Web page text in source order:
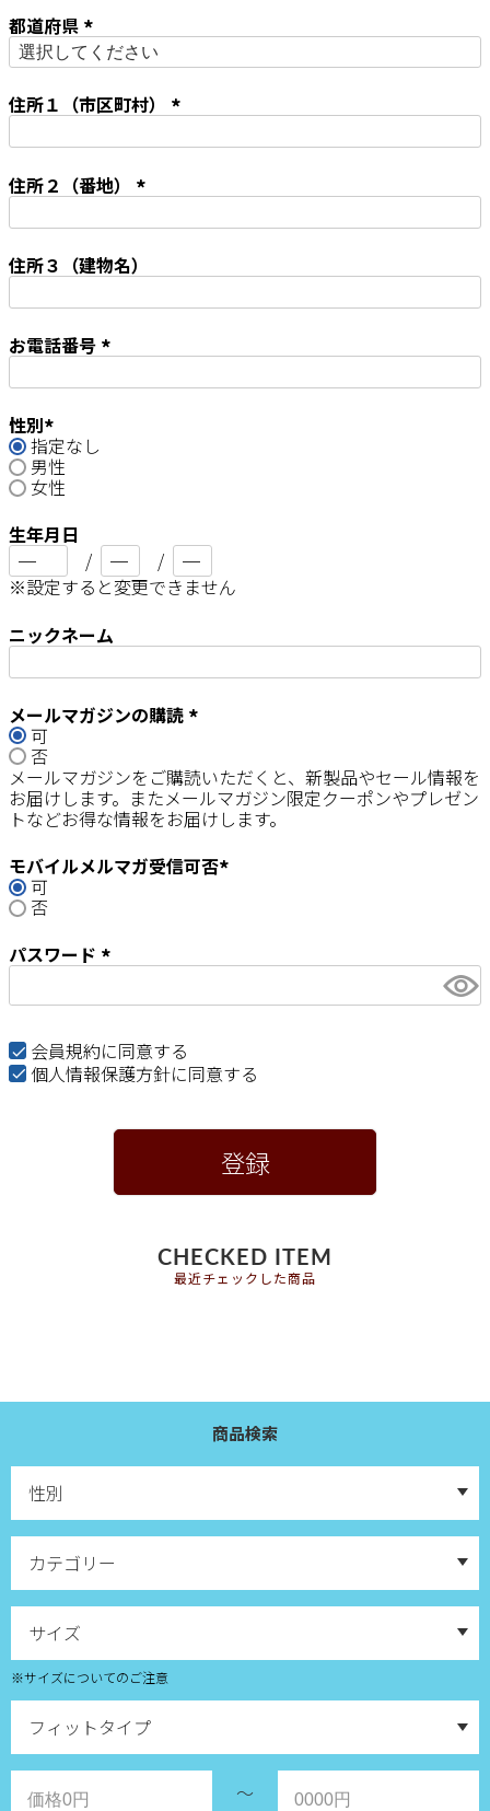
)
都道府県
(
必
須
)
住所１（市区町村）
必
)
住所２（番地）
必
)
住所３（建物名）
お電話番号
必
性別
(
必
須
指定なし
男性
女性
生年月日
※設定すると変更できません
ニックネーム
メールマガジンの購読
須
)
可
否
メールマガジンをご購読いただくと、新製品やセール情報を
お届けします。またメールマガジン限定クーポンやプレゼン
トなどお得な情報をお届けします。
モバイルメルマガ受信可否
可
否
パスワード
必
)
会員規約に同意する
個人情報保護方針に同意する
登録
CHECKED ITEM
最近チェックした商品
商品検索
※サイズについてのご注意
～